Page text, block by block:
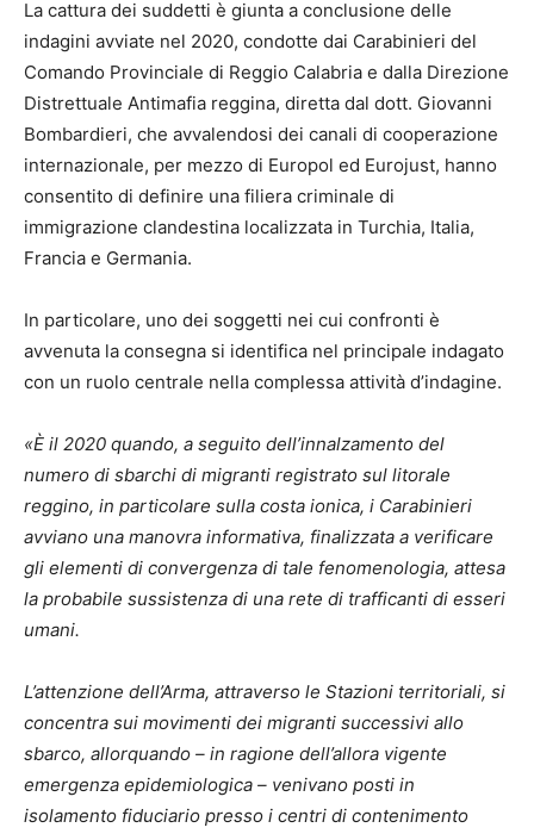
La cattura dei suddetti è giunta a conclusione delle
indagini avviate nel 2020, condotte dai Carabinieri del
Comando Provinciale di Reggio Calabria e dalla Direzione
Distrettuale Antimafia reggina, diretta dal dott. Giovanni
Bombardieri, che avvalendosi dei canali di cooperazione
internazionale, per mezzo di Europol ed Eurojust, hanno
consentito di definire una filiera criminale di
immigrazione clandestina localizzata in Turchia, Italia,
Francia e Germania.
In particolare, uno dei soggetti nei cui confronti è
avvenuta la consegna si identifica nel principale indagato
con un ruolo centrale nella complessa attività d’indagine.
«È il 2020 quando, a seguito dell’innalzamento del
numero di sbarchi di migranti registrato sul litorale
reggino, in particolare sulla costa ionica, i Carabinieri
avviano una manovra informativa, finalizzata a verificare
gli elementi di convergenza di tale fenomenologia, attesa
la probabile sussistenza di una rete di trafficanti di esseri
umani.
L’attenzione dell’Arma, attraverso le Stazioni territoriali, si
concentra sui movimenti dei migranti successivi allo
sbarco, allorquando – in ragione dell’allora vigente
emergenza epidemiologica – venivano posti in
isolamento fiduciario presso i centri di contenimento